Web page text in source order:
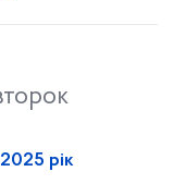
рік